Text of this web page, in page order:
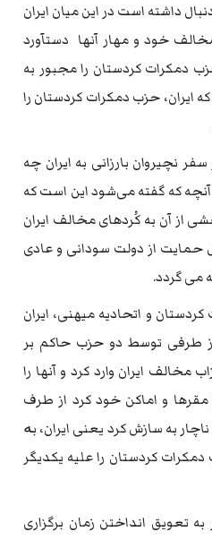
داشته است در این میان ایران
خود و مهار آنها دستآورد
دمکرات کردستان را مجبور به
ایران، حزب دمکرات کردستان را
نچیروان بارزانی به ایران چه
که گفته می‌شود این است که
از آن به کُردهای مخالف ایران
از دولت سودانی و عادی
می گردد.
و اتحادیه میهنی، ایران
طرفی توسط دو حزب حاکم بر
ایران وارد کرد و آنها را
و اماکن خود کرد از طرف
به سازش کرد یعنی ایران، بە
کردستان را علیه یکدیگر
تعویق انداختن زمان برگزاری